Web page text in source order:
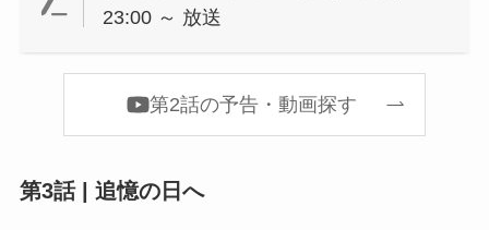
23:00 ～ 放送
第2話の予告・動画探す
第3話 | 追憶の日へ